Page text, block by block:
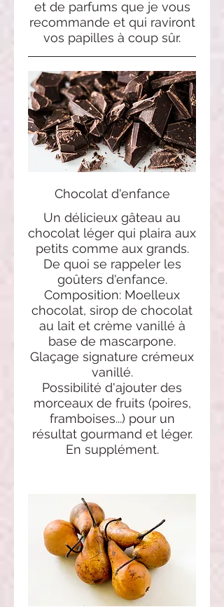
et de parfums que je vous
recommande et qui raviront
vos papilles à coup sûr.
Chocolat d'enfance
Un délicieux gâteau au
chocolat léger qui plaira aux
petits comme aux grands.
De quoi se rappeler les
goûters d'enfance.
Composition: Moelleux
chocolat, sirop de chocolat
au lait et crème vanillé à
base de mascarpone.
Glaçage signature crémeux
vanillé.
Possibilité d'ajouter des
morceaux de fruits (poires,
framboises...) pour un
résultat gourmand et léger.
En supplément.